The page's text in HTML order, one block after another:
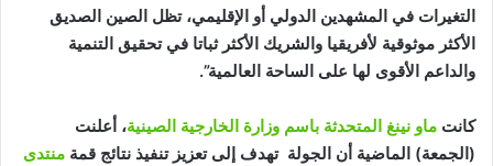
التغيرات في المشهدين الدولي أو الإقليمي، تظل الصين الصديق
الأكثر موثوقية لأفريقيا والشريك الأكثر ثباتا في تحقيق التنمية
والداعم الأقوى لها على الساحة العالمية”.
كانت ماو نينغ المتحدثة باسم وزارة الخارجية الصينية، أعلنت
(الجمعة) الماضية أن الجولة تهدف إلى تعزيز تنفيذ نتائج قمة منتدى